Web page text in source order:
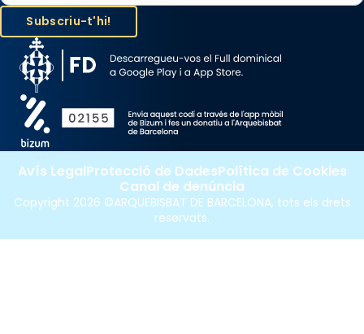
Copyright 2026 ©ARQUEBISBAT DE BARCELONA, tots els drets
reservats.
Avís LegalProtecció de DadesPolítica de Cookies
Canal de denúncia